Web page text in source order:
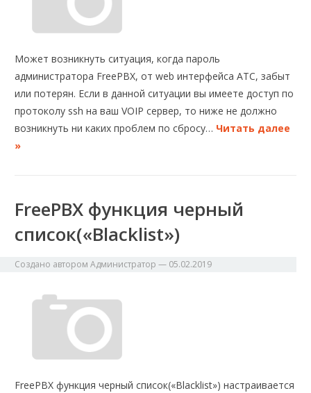
Может возникнуть ситуация, когда пароль
администратора FreePBX, от web интерфейса АТС, забыт
или потерян. Если в данной ситуации вы имеете доступ по
протоколу ssh на ваш VOIP сервер, то ниже не должно
возникнуть ни каких проблем по сбросу… Читать далее
»
FreePBX функция черный
список(«Blacklist»)
Создано авторомАдминистратор — 05.02.2019
FreePBX функция черный список(«Blacklist») настраивается